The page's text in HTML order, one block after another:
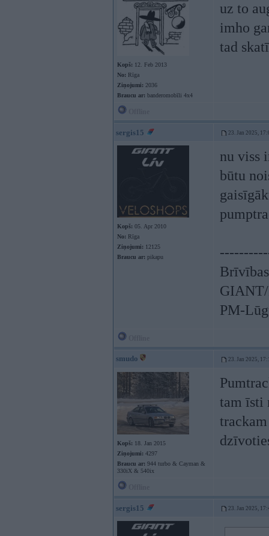
Kopš: 12. Feb 2013
No: Rīga
Ziņojumi: 2036
Braucu ar: banderomobīli 4x4
uz to
imho
tad
sergis15 23. Jan 2025,
Kopš: 05. Apr 2010
No: Rīga
Ziņojumi: 12125
Braucu ar: pikapu
nu viss
būtu
GIANT/
PM-
smudo 23. Jan 2025,
Kopš: 18. Jan 2015
Ziņojumi: 4297
Braucu ar: 944 turbo & Cayman &
330iX & 540ix
tam īsti
sergis15 23. Jan 2025,